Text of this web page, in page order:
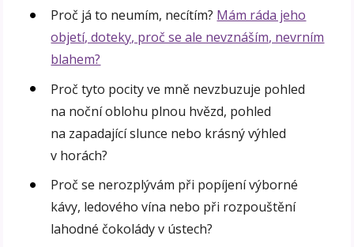
Proč já to neumím, necítím? Mám ráda jeho
objetí, doteky, proč se ale nevznáším, nevrním
blahem?
Proč tyto pocity ve mně nevzbuzuje pohled
na noční oblohu plnou hvězd, pohled
na zapadající slunce nebo krásný výhled
v horách?
Proč se nerozplývám při popíjení výborné
kávy, ledového vína nebo při rozpouštění
lahodné čokolády v ústech?